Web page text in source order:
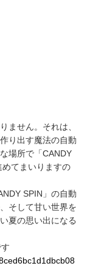
ません。それは、
り出す魔法の自動
場所で「CANDY
てまいりますの
SPIN」の自動
そして甘い世界を
夏の思い出になる